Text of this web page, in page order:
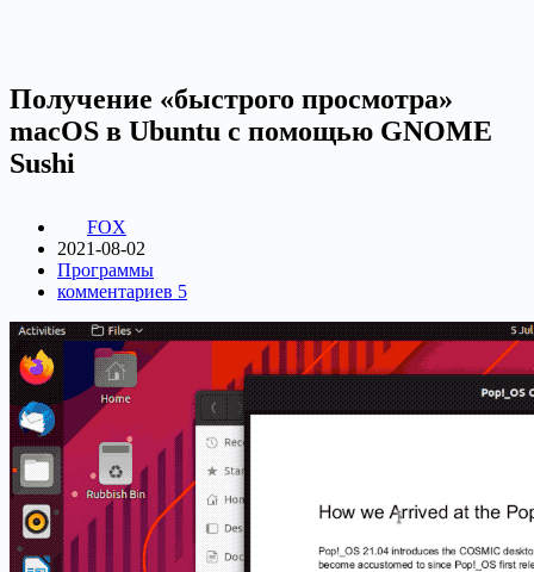
Получение «быстрого просмотра»
macOS в Ubuntu с помощью GNOME
Sushi
FOX
2021-08-02
Программы
комментариев 5